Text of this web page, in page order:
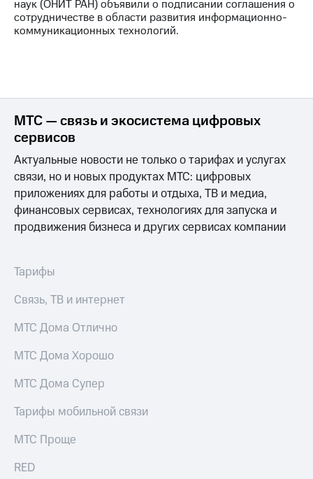
наук (ОНИТ РАН) объявили о подписании соглашения о
сотрудничестве в области развития информационно-
коммуникационных технологий.
МТС — связь и экосистема цифровых
сервисов
Актуальные новости не только о тарифах и услугах
связи, но и новых продуктах МТС: цифровых
приложениях для работы и отдыха, ТВ и медиа,
финансовых сервисах, технологиях для запуска и
продвижения бизнеса и других сервисах компании
Тарифы
Связь, ТВ и интернет
МТС Дома Отлично
МТС Дома Хорошо
МТС Дома Супер
Тарифы мобильной связи
МТС Проще
RED